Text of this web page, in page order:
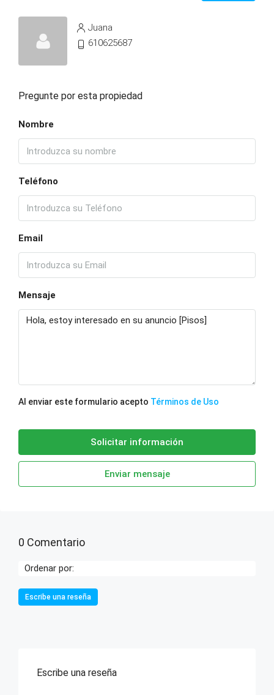
Juana
610625687
Pregunte por esta propiedad
Nombre
Teléfono
Email
Mensaje
Al enviar este formulario acepto Términos de Uso
Solicitar información
Enviar mensaje
0 Comentario
Ordenar por:
Escribe una reseña
Escribe una reseña